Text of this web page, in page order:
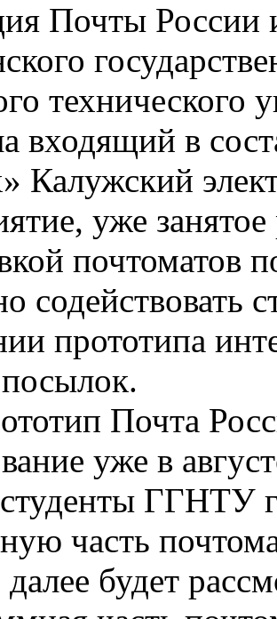
Почты России
технического
входящий в
Калужский
уже занятое
почтоматов
содействовать
прототипа
Почта
уже в
ГГНТУ
часть
далее будет